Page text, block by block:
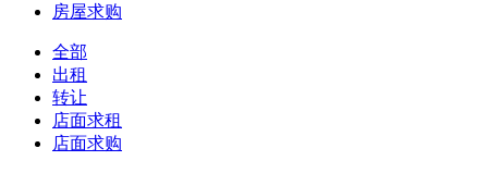
房屋求购
全部
出租
转让
店面求租
店面求购